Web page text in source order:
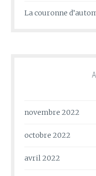
La couronne
novembre 2022
octobre 2022
avril 2022